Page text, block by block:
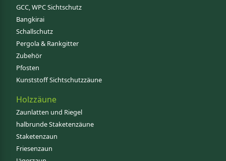
GCC, WPC Sichtschutz
Bangkirai
Schallschutz
Pergola & Rankgitter
Zubehör
Pfosten
Kunststoff Sichtschutzzäune
Holzzäune
Zaunlatten und Riegel
halbrunde Staketenzäune
Staketenzaun
Friesenzaun